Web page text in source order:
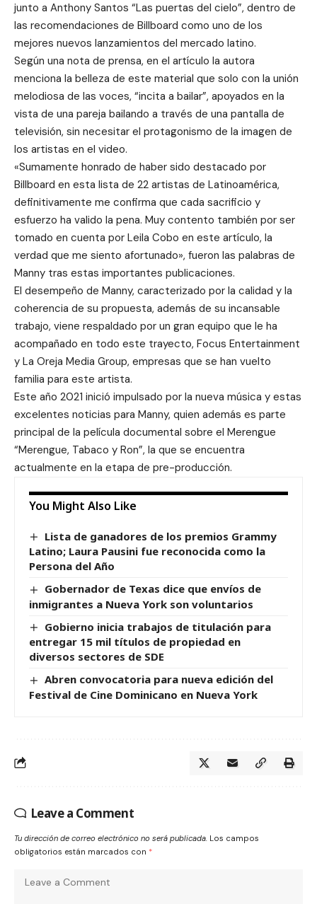
junto a Anthony Santos “Las puertas del cielo”, dentro de
las recomendaciones de Billboard como uno de los
mejores nuevos lanzamientos del mercado latino.
Según una nota de prensa, en el artículo la autora
menciona la belleza de este material que solo con la unión
melodiosa de las voces, “incita a bailar”, apoyados en la
vista de una pareja bailando a través de una pantalla de
televisión, sin necesitar el protagonismo de la imagen de
los artistas en el video.
«Sumamente honrado de haber sido destacado por
Billboard en esta lista de 22 artistas de Latinoamérica,
definitivamente me confirma que cada sacrificio y
esfuerzo ha valido la pena. Muy contento también por ser
tomado en cuenta por Leila Cobo en este artículo, la
verdad que me siento afortunado», fueron las palabras de
Manny tras estas importantes publicaciones.
El desempeño de Manny, caracterizado por la calidad y la
coherencia de su propuesta, además de su incansable
trabajo, viene respaldado por un gran equipo que le ha
acompañado en todo este trayecto, Focus Entertainment
y La Oreja Media Group, empresas que se han vuelto
familia para este artista.
Este año 2021 inició impulsado por la nueva música y estas
excelentes noticias para Manny, quien además es parte
principal de la película documental sobre el Merengue
“Merengue, Tabaco y Ron”, la que se encuentra
actualmente en la etapa de pre-producción.
You Might Also Like
Lista de ganadores de los premios Grammy
Latino; Laura Pausini fue reconocida como la
Persona del Año
Gobernador de Texas dice que envíos de
inmigrantes a Nueva York son voluntarios
Gobierno inicia trabajos de titulación para
entregar 15 mil títulos de propiedad en
diversos sectores de SDE
Abren convocatoria para nueva edición del
Festival de Cine Dominicano en Nueva York
Leave a Comment
Tu dirección de correo electrónico no será publicada. Los campos
obligatorios están marcados con *